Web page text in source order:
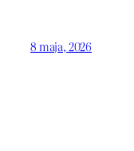
8 maja, 2026